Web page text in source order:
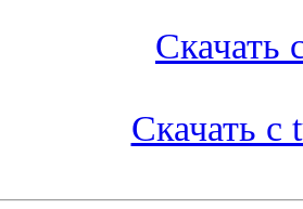
Скачать
Скачать с